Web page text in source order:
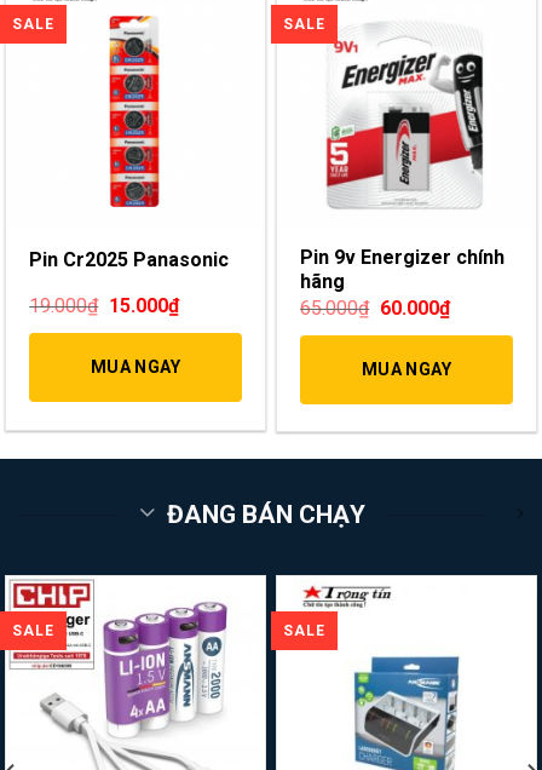
Pin Cr2025 Panasonic
19.000₫ 15.000₫
MUA NGAY
Pin 9v Energizer chính
hãng
65.000₫ 60.000₫
MUA NGAY
ĐANG BÁN CHẠY